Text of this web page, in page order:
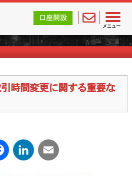
メニュー
ブローカー）の無料口座開設サポ
口座開設
のお知らせ
引時間変更に関する重要な